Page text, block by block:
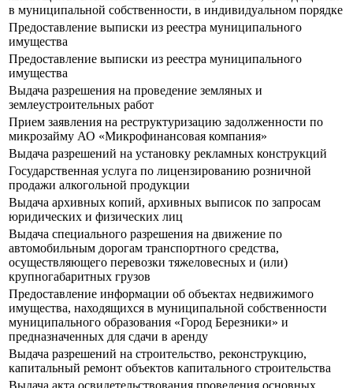
в муниципальной собственности, в индивидуальном порядке
Предоставление выписки из реестра муниципального
имущества
Предоставление выписки из реестра муниципального
имущества
Выдача разрешения на проведение земляных и
землеустроительных работ
Прием заявления на реструктуризацию задолженности по
микрозайму АО «Микрофинансовая компания»
Выдача разрешений на установку рекламных конструкций
Государственная услуга по лицензированию розничной
продажи алкогольной продукции
Выдача архивных копий, архивных выписок по запросам
юридических и физических лиц
Выдача специального разрешения на движение по
автомобильным дорогам транспортного средства,
осуществляющего перевозки тяжеловесных и (или)
крупногабаритных грузов
Предоставление информации об объектах недвижимого
имущества, находящихся в муниципальной собственности
муниципального образования «Город Березники» и
предназначенных для сдачи в аренду
Выдача разрешений на строительство, реконструкцию,
капитальный ремонт объектов капитального строительства